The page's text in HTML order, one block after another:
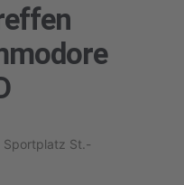
Sportplatz St.-